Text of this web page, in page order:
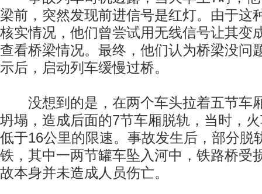
梁前，突然发现前进信号是红灯。由于这
核实情况，他们曾尝试用无线信号让其变
查看桥梁情况。最终，他们认为桥梁没问
示后，启动列车缓慢过桥。
没想到的是，在两个车头拉着五节车
坍塌，造成后面的7节车厢脱轨，当时，
低于16公里的限速。事故发生后，部分脱
铁，其中一两节罐车坠入河中，铁路桥受
故本身并未造成人员伤亡。